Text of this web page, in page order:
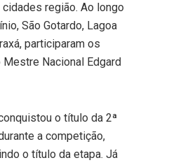
região. Ao longo
São Gotardo, Lagoa
participaram os
Nacional Edgard
o título da 2ª
a competição,
o título da etapa. Já